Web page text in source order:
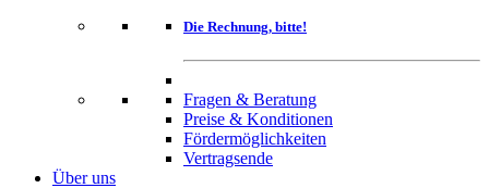
Die Rechnung, bitte!
Fragen & Beratung
Preise & Konditionen
Fördermöglichkeiten
Vertragsende
Über uns